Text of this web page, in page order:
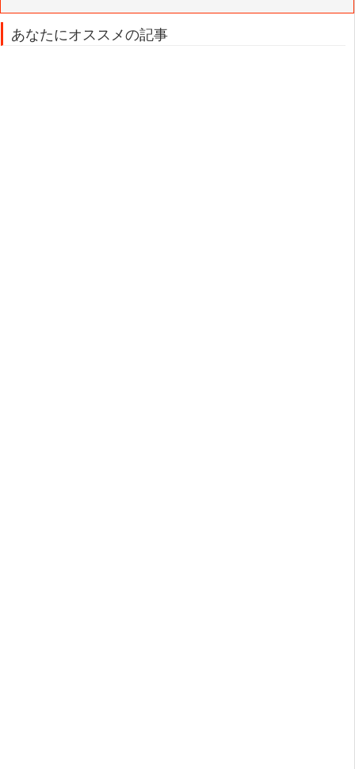
あなたにオススメの記事